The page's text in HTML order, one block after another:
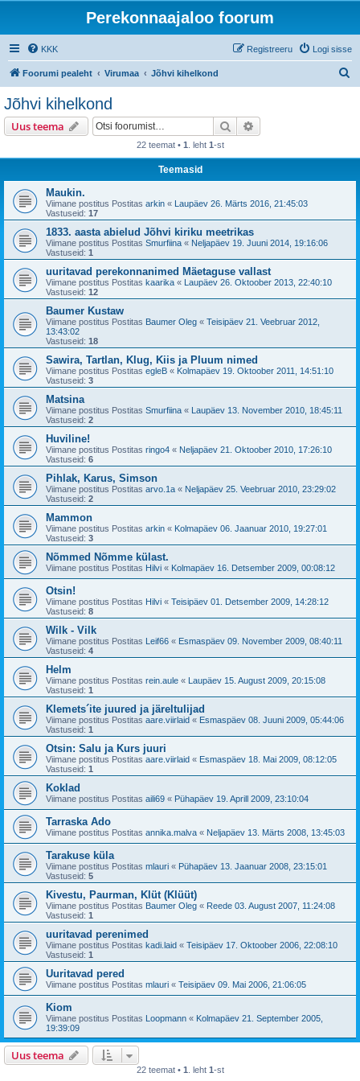
Perekonnaajaloo foorum
KKK Logi sisse
Registreeru
Foorumi pealeht Virumaa Jõhvi kihelkond
Jõhvi kihelkond
Uus teema Otsi
22 teemat • 1 . leht 1-st
Teemasid
Maukin.
Viimane postitus Postitas arkin « Laupäev 26. Märts 2016, 21:45:03
Vastuseid: 17
1833. aasta abielud Jõhvi kiriku meetrikas
Viimane postitus Postitas Smurfiina « Neljapäev 19. Juuni 2014, 19:16:06
Vastuseid: 1
uuritavad perekonnanimed Mäetaguse vallast
Viimane postitus Postitas kaarika « Laupäev 26. Oktoober 2013, 22:40:10
Vastuseid: 12
Baumer Kustaw
Viimane postitus Postitas Baumer Oleg « Teisipäev 21. Veebruar 2012,
13:43:02
Vastuseid: 18
Sawira, Tartlan, Klug, Kiis ja Pluum nimed
Viimane postitus Postitas egleB « Kolmapäev 19. Oktoober 2011, 14:51:10
Vastuseid: 3
Matsina
Viimane postitus Postitas Smurfiina « Laupäev 13. November 2010, 18:45:11
Vastuseid: 2
Huviline!
Viimane postitus Postitas ringo4 « Neljapäev 21. Oktoober 2010, 17:26:10
Vastuseid: 6
Pihlak, Karus, Simson
Viimane postitus Postitas arvo.1a « Neljapäev 25. Veebruar 2010, 23:29:02
Vastuseid: 2
Mammon
Viimane postitus Postitas arkin « Kolmapäev 06. Jaanuar 2010, 19:27:01
Vastuseid: 3
Nõmmed Nõmme külast.
Viimane postitus Postitas Hilvi « Kolmapäev 16. Detsember 2009, 00:08:12
Otsin!
Viimane postitus Postitas Hilvi « Teisipäev 01. Detsember 2009, 14:28:12
Vastuseid: 8
Wilk - Vilk
Viimane postitus Postitas Leif66 « Esmaspäev 09. November 2009, 08:40:11
Vastuseid: 4
Helm
Viimane postitus Postitas rein.aule « Laupäev 15. August 2009, 20:15:08
Vastuseid: 1
Klemets´ite juured ja järeltulijad
Viimane postitus Postitas aare.viirlaid « Esmaspäev 08. Juuni 2009, 05:44:06
Vastuseid: 1
Otsin: Salu ja Kurs juuri
Viimane postitus Postitas aare.viirlaid « Esmaspäev 18. Mai 2009, 08:12:05
Vastuseid: 1
Koklad
Viimane postitus Postitas aili69 « Pühapäev 19. Aprill 2009, 23:10:04
Tarraska Ado
Viimane postitus Postitas annika.malva « Neljapäev 13. Märts 2008, 13:45:03
Tarakuse küla
Viimane postitus Postitas mlauri « Pühapäev 13. Jaanuar 2008, 23:15:01
Vastuseid: 5
Kivestu, Paurman, Klüt (Klüüt)
Viimane postitus Postitas Baumer Oleg « Reede 03. August 2007, 11:24:08
Vastuseid: 1
uuritavad perenimed
Viimane postitus Postitas kadi.laid « Teisipäev 17. Oktoober 2006, 22:08:10
Vastuseid: 1
Uuritavad pered
Viimane postitus Postitas mlauri « Teisipäev 09. Mai 2006, 21:06:05
Kiom
Viimane postitus Postitas Loopmann « Kolmapäev 21. September 2005,
19:39:09
Uus teema
22 teemat • 1 . leht 1-st